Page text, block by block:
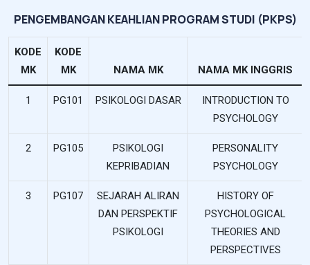
PENGEMBANGAN KEAHLIAN PROGRAM STUDI (PKPS)
KODE
MK
KODE
MK
NAMA MK NAMA MK INGGRIS
1 PG101 PSIKOLOGI DASAR
INTRODUCTION TO
PSYCHOLOGY
2 PG105
PSIKOLOGI
KEPRIBADIAN
PERSONALITY
PSYCHOLOGY
3 PG107
SEJARAH ALIRAN
DAN PERSPEKTIF
PSIKOLOGI
HISTORY OF
PSYCHOLOGICAL
THEORIES AND
PERSPECTIVES